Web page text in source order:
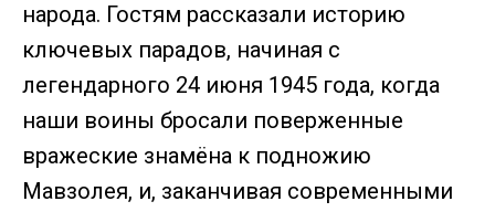
народа. Гостям рассказали историю
ключевых парадов, начиная с
легендарного 24 июня 1945 года, когда
наши воины бросали поверженные
вражеские знамёна к подножию
Мавзолея, и, заканчивая современными